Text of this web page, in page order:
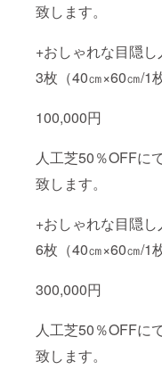
致します。
+おしゃれな目隠し
3枚（40㎝×60㎝/1枚
100,000円
人工芝50％OFFに
致します。
+おしゃれな目隠し
6枚（40㎝×60㎝/1枚
300,000円
人工芝50％OFFに
致します。